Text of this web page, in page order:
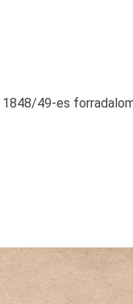
49-es